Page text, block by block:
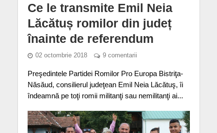
Ce le transmite Emil Neia
Lăcătuș romilor din județ
înainte de referendum
02 octombrie 2018 9 comentarii
Preşedintele Partidei Romilor Pro Europa Bistriţa-
Năsăud, consilierul judeţean Emil Neia Lăcătuş, îi
îndeamnă pe toţi romii militanţi sau nemilitanţi ai...